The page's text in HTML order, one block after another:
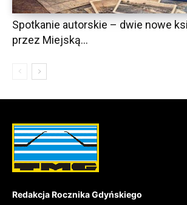
Spotkanie autorskie – dwie nowe
przez Miejską...
Redakcja Rocznika Gdyńskiego